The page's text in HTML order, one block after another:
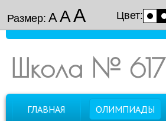
Размер: ААА Цвет:
Школа № 617
ГЛАВНАЯ ОЛИМПИАДЫ